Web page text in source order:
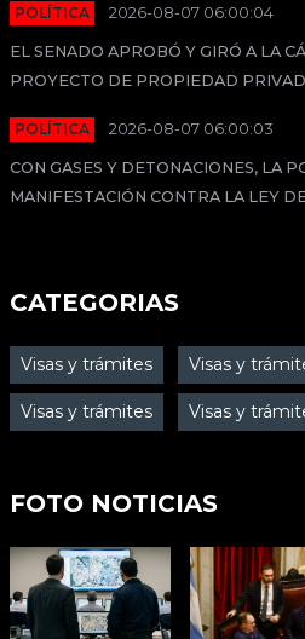
POLÍTICA 2026-08-07 06:00:04
EL SENADO APROBÓ Y GIRÓ A LA
PROYECTO DE PROPIEDAD
POLÍTICA 2026-08-07 06:00:03
CON GASES Y DETONACIONES, LA
MANIFESTACIÓN CONTRA LA LEY
CATEGORIAS
Visas y trámites Visas y
Visas y trámites Visas y
FOTO NOTICIAS